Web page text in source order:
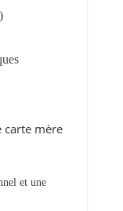
carte mère
et une